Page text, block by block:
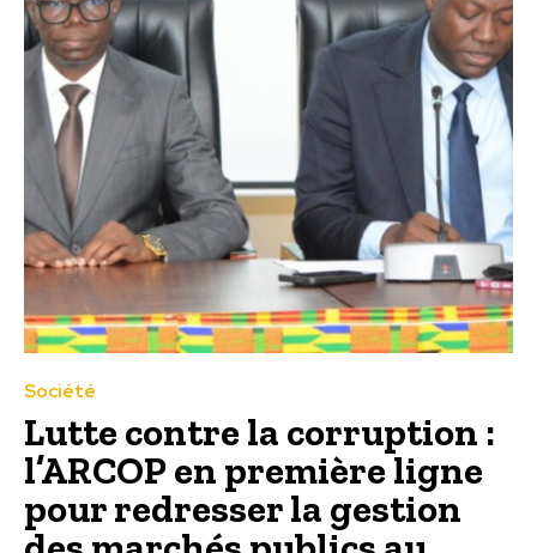
Société
Lutte contre la corruption :
l’ARCOP en première ligne
pour redresser la gestion